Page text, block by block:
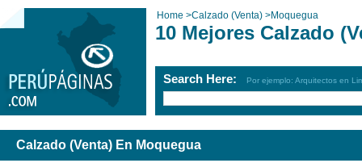
Home >Calzado (Venta) >Moquegua
10 Mejores Calzado
Search Here: Por ejemplo: Arquitectos en
Calzado (Venta) En Moquegua